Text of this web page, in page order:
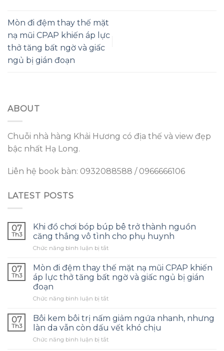
Mòn đi đệm thay thế mặt
nạ mũi CPAP khiến áp lực
thở tăng bất ngờ và giấc
ngủ bị gián đoạn
ABOUT
Chuỗi nhà hàng Khải Hương có địa thế và view đẹp
bậc nhất Hạ Long.
Liên hệ book bàn: 0932088588 / 0966666106
LATEST POSTS
07
Th3
Khi đồ chơi bóp búp bê trở thành nguồn
căng thẳng vô tình cho phụ huynh
Chức năng bình luận bị tắtở
đồ
chơi
bóp
bê
thành
nguồn
căng
thẳng
07
Th3
Mòn đi đệm thay thế mặt nạ mũi CPAP khiến
áp lực thở tăng bất ngờ và giấc ngủ bị gián
đoạn
Chức năng bình luận bị tắtở
đi
đệm
thay
thế
07
Th3
Bôi kem bôi trị nấm giảm ngứa nhanh, nhưng
làn da vẫn còn dấu vết khó chịu
Chức năng bình luận bị tắtở